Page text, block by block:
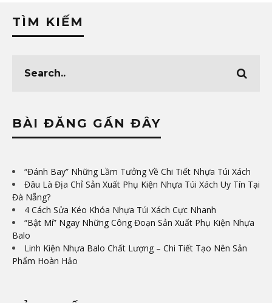
TÌM KIẾM
BÀI ĐĂNG GẦN ĐÂY
“Đánh Bay” Những Lầm Tưởng Về Chi Tiết Nhựa Túi Xách
Đâu Là Địa Chỉ Sản Xuất Phụ Kiện Nhựa Túi Xách Uy Tín Tại
Đà Nẵng?
4 Cách Sửa Kéo Khóa Nhựa Túi Xách Cực Nhanh
“Bật Mí” Ngay Những Công Đoạn Sản Xuất Phụ Kiện Nhựa
Balo
Linh Kiện Nhựa Balo Chất Lượng – Chi Tiết Tạo Nên Sản
Phẩm Hoàn Hảo